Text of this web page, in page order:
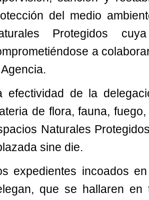
del medio
Protegidos
a
efectividad de la
de flora, fauna,
Naturales
sine die.
expedientes incoados
que se hallaren